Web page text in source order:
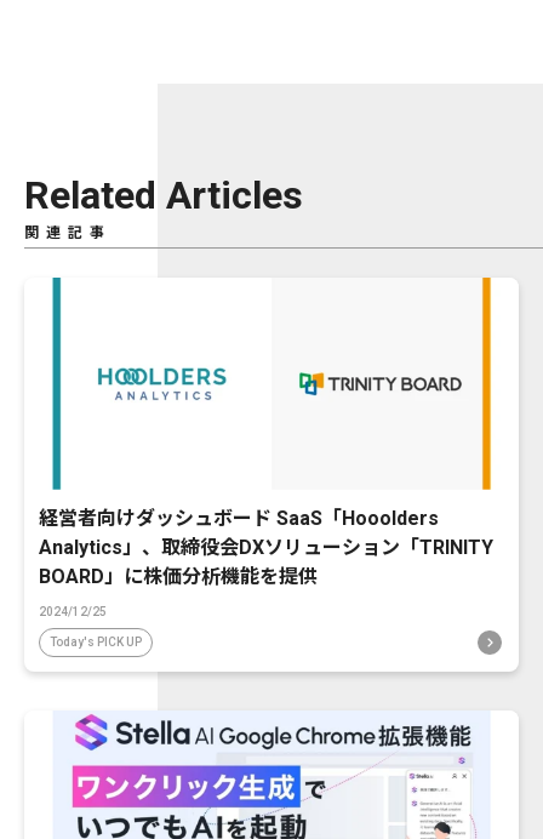
Related Articles
関連記事
経営者向けダッシュボード SaaS「Hooolders
Analytics」、取締役会DXソリューション「TRINITY
BOARD」に株価分析機能を提供
2024/12/25
Today's PICK UP